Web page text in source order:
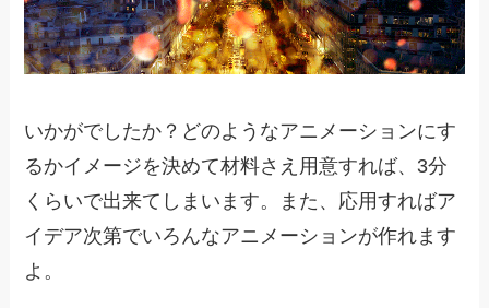
いかがでしたか？どのようなアニメーションにす
るかイメージを決めて材料さえ用意すれば、3分
くらいで出来てしまいます。また、応用すればア
イデア次第でいろんなアニメーションが作れます
よ。